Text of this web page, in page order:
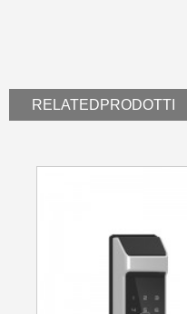
RELATEDPRODOTTI